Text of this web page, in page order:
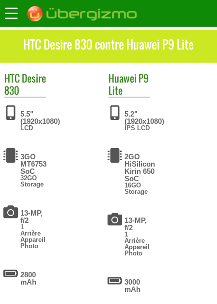
HTC Desire 830 contre Huawei P9 Lite
HTCDesire
830
5.5"
(1920x1080)
LCD
3GO
MT6753
SoC
32GO
Storage
13-MP,
f/2
1
Arrière
Appareil
Photo
2800
mAh
Huawei P9
Lite
5.2"
(1920x1080)
IPS LCD
2GO
HiSilicon
Kirin 650
SoC
16GO
Storage
13-MP,
f/2
1
Arrière
Appareil
Photo
3000
mAh